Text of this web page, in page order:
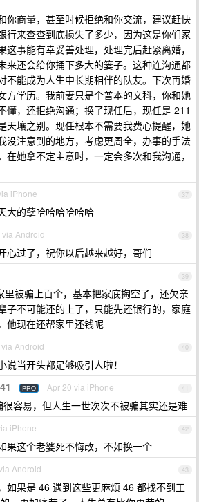
你商量，甚至时候拒绝和你交流，建议赶快
行来查查到底损失了多少，因为这是你们家
这事能有幸妥善处理，处理完后赶紧离婚，
来还会给你捅下多大的篓子。这种连沟通都
不能成为人生中长期相伴的队友。下次再婚
方学历。我前妻只是个普本的文科，你和她
懂，还拒绝沟通；换了现任后，现任是 211
天壤之别。现任根本不需要我费心提醒，她
没注意到的地方，考虑更周全，办事的手法
在她拿不定主意时，一定会多次和我沟通，
37
iPhone
大的孽哈哈哈哈哈哈
38
via Android
心过了，祝你以后越来越好，哥们
39
里被骗上百个，基本把家底掏空了，还欠亲
子不可能还的上了，只能先还银行的，家庭
他现在还帮家里还钱呢
40
Android
说当开头都足够吸引人啦！
41
PRO Apr 20 via iPhone
很容易，但人生一世次次不被骗其实还是难
42
iPhone
果这个老婆死不悔改，不如换一个
43
Android
果是 46 遇到这些更麻烦 46 都找不到工